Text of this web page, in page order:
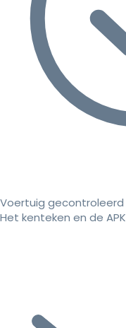
Voertuig gecontroleerd
Het kenteken en de